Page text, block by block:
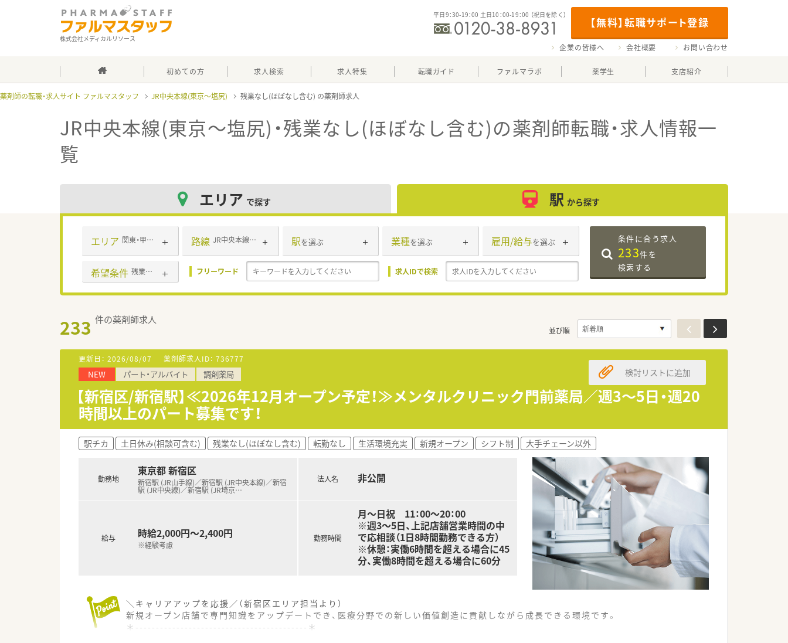
株式会社メディカルリソース
【無料】転職サポート登録
平日9：30-19：00 土日10：00-19：00 （祝日を除く）
企業の皆様へ 会社概要 お問い合わせ
初めての方 求人検索 求人特集 転職ガイド ファルマラボ 薬学生 支店紹介
薬剤師の転職・求人サイト ファルマスタッフ JR中央本線(東京～塩尻) 残業なし(ほぼなし含む)
JR中央本線(東京～塩尻)・残業なし(ほぼなし含む)の薬剤師転職・求人情報一
覧
エリア で探す 駅 から探す
エリア 関東・甲信越・北陸 路線 JR中央本線(東京～塩尻) 駅を選ぶ 業種を選ぶ 雇用/給与を選ぶ
希望条件 残業なし(ほぼなし含む) フリーワード 求人IDで検索
条件に合う求人
233件を
検索する
233 件の薬剤師求人
並び順
更新日： 2026/08/07 薬剤師求人ID： 736777
NEW パート・アルバイト 調剤薬局
【新宿区/新宿駅】≪2026年12月オープン予定！≫メンタルクリニック門前薬局／週3～5日・週20
時間以上のパート募集です！
検討リストに追加
駅チカ 土日休み(相談可含む) 残業なし(ほぼなし含む) 転勤なし 生活環境充実 新規オープン シフト制 大手チェーン以外
勤務地
東京都 新宿区
新宿駅 (JR山手線)／新宿駅 (JR中央本線)／新宿
駅 (JR中央線)／新宿駅 (JR埼京…
給与 時給2,000円～2,400円
※経験考慮
法人名 非公開
勤務時間
月～日祝 11：00～20：00
※週3～5日、上記店舗営業時間の中
で応相談（1日8時間勤務できる方）
※休憩：実働6時間を超える場合に45
分、実働8時間を超える場合に60分
＼キャリアアップを応援／（新宿区エリア担当より）
新規オープン店舗で専門知識をアップデートでき、医療分野での新しい価値創造に貢献しながら成長できる環境です。
＊------------------------------------------＊